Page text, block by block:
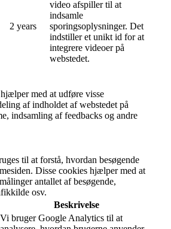
2 years
video afspiller til at
indsamle
sporingsoplysninger. Det
indstiller et unikt id for at
integrere videoer på
webstedet.
med at udføre visse
af indholdet af webstedet på
indsamling af feedbacks og andre
til at forstå, hvordan besøgende
Disse cookies hjælper med at
antallet af besøgende,
osv.
Beskrivelse
Vi bruger Google Analytics til at